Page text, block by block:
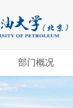
部门概况